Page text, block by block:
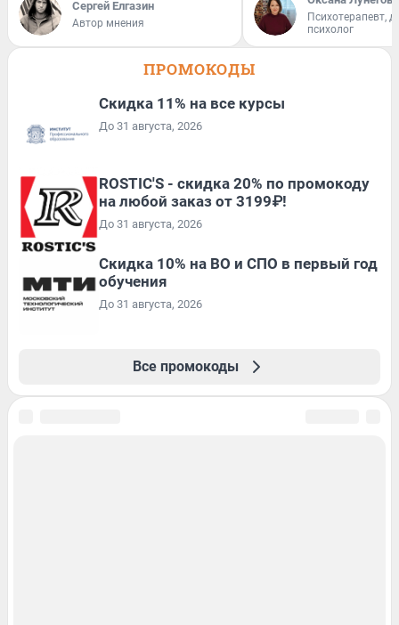
Сергей Елгазин
Автор мнения
Психотерапевт,
психолог
ПРОМОКОДЫ
Скидка 11% на все курсы
До 31 августа, 2026
ROSTIC'S - скидка 20% по промокоду
на любой заказ от 3199₽!
До 31 августа, 2026
Скидка 10% на ВО и СПО в первый год
обучения
До 31 августа, 2026
Все промокоды